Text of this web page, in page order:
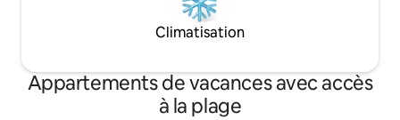
Climatisation
Appartements de vacances avec accès
à la plage